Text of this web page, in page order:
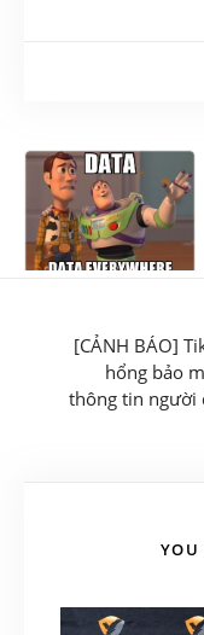
[CẢNH BÁO]
hổng bảo
thông tin người